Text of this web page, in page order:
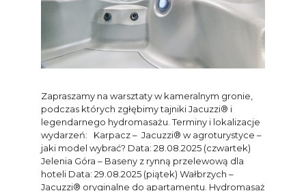
Zapraszamy na warsztaty w kameralnym gronie,
podczas których zgłębimy tajniki Jacuzzi® i
legendarnego hydromasażu. Terminy i lokalizacje
wydarzeń: Karpacz – Jacuzzi® w agroturystyce –
jaki model wybrać? Data: 28.08.2025 (czwartek)
Jelenia Góra – Baseny z rynną przelewową dla
hoteli Data: 29.08.2025 (piątek) Wałbrzych –
Jacuzzi® oryginalne do apartamentu. Hydromasaż